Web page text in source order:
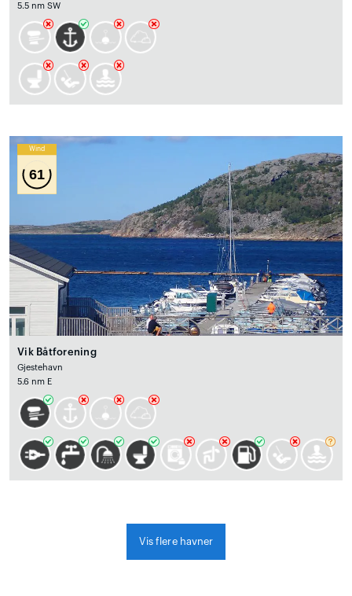
5.5 nm SW
Wind
61
Vik Båtforening
Gjestehavn
5.6 nm E
Vis flere havner